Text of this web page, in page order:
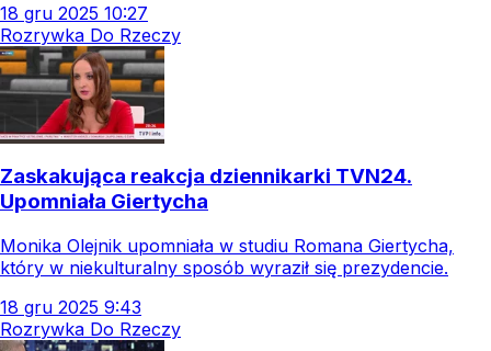
18 gru 2025 10:27
Rozrywka Do Rzeczy
Zaskakująca reakcja dziennikarki TVN24.
Upomniała Giertycha
Monika Olejnik upomniała w studiu Romana Giertycha,
który w niekulturalny sposób wyraził się prezydencie.
18 gru 2025 9:43
Rozrywka Do Rzeczy